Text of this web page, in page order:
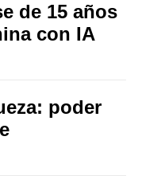
de 15 años
con IA
poder